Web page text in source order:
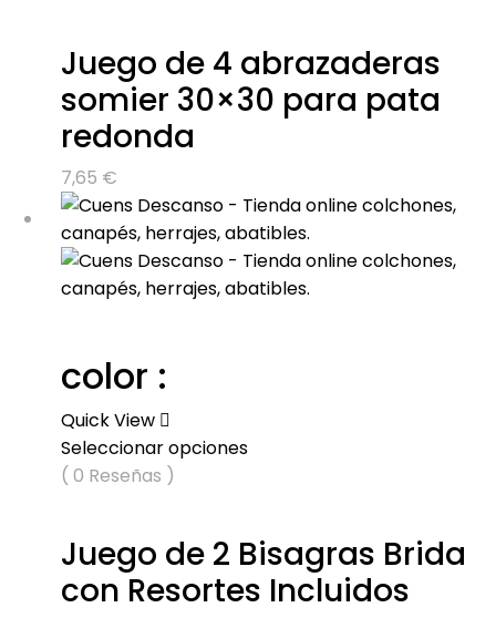
Juego de 4 abrazaderas
somier 30×30 para pata
redonda
7,65 €
color :
Quick View
Seleccionar opciones
( 0 Reseñas )
Juego de 2 Bisagras Brida
con Resortes Incluidos